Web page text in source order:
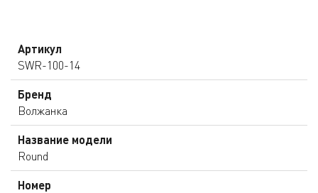
Артикул
SWR-100-14
Бренд
Волжанка
Название модели
Round
Номер